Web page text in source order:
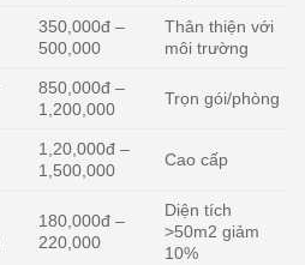
350,000đ –
500,000
Thân thiện với
môi trường
850,000đ –
1,200,000
Trọn gói/phòng
1,20,000đ –
1,500,000
Cao cấp
180,000đ –
220,000
Diện tích
>50m2 giảm
10%